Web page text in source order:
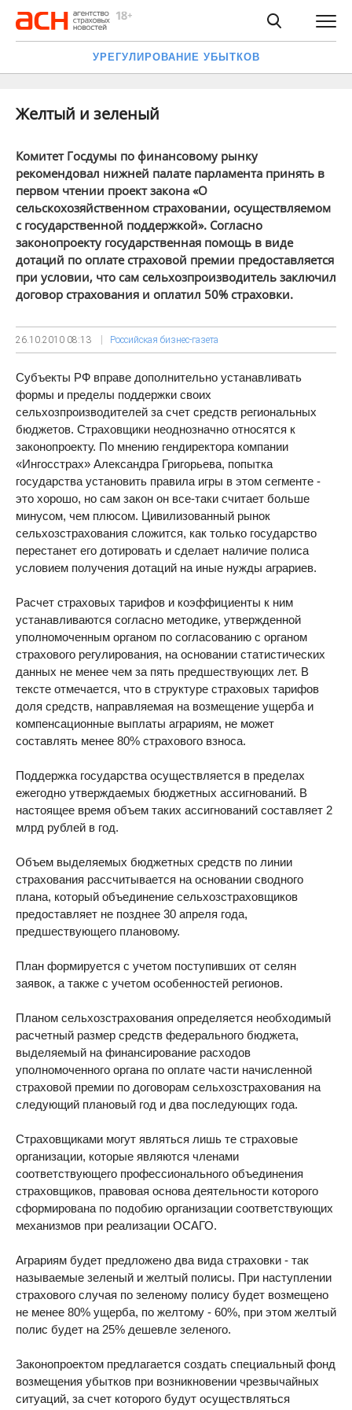
УРЕГУЛИРОВАНИЕ УБЫТКОВ
Желтый и зеленый
Комитет Госдумы по финансовому рынку
рекомендовал нижней палате парламента принять в
первом чтении проект закона «О
сельскохозяйственном страховании, осуществляемом
с государственной поддержкой». Согласно
законопроекту государственная помощь в виде
дотаций по оплате страховой премии предоставляется
при условии, что сам сельхозпроизводитель заключил
договор страхования и оплатил 50% страховки.
26.10.2010 08:13 Российская бизнес-газета
Субъекты РФ вправе дополнительно устанавливать
формы и пределы поддержки своих
сельхозпроизводителей за счет средств региональных
бюджетов. Страховщики неоднозначно относятся к
законопроекту. По мнению гендиректора компании
«Ингосстрах» Александра Григорьева, попытка
государства установить правила игры в этом сегменте -
это хорошо, но сам закон он все-таки считает больше
минусом, чем плюсом. Цивилизованный рынок
сельхозстрахования сложится, как только государство
перестанет его дотировать и сделает наличие полиса
условием получения дотаций на иные нужды аграриев.
Расчет страховых тарифов и коэффициенты к ним
устанавливаются согласно методике, утвержденной
уполномоченным органом по согласованию с органом
страхового регулирования, на основании статистических
данных не менее чем за пять предшествующих лет. В
тексте отмечается, что в структуре страховых тарифов
доля средств, направляемая на возмещение ущерба и
компенсационные выплаты аграриям, не может
составлять менее 80% страхового взноса.
Поддержка государства осуществляется в пределах
ежегодно утверждаемых бюджетных ассигнований. В
настоящее время объем таких ассигнований составляет 2
млрд рублей в год.
Объем выделяемых бюджетных средств по линии
страхования рассчитывается на основании сводного
плана, который объединение сельхозстраховщиков
предоставляет не позднее 30 апреля года,
предшествующего плановому.
План формируется с учетом поступивших от селян
заявок, а также с учетом особенностей регионов.
Планом сельхозстрахования определяется необходимый
расчетный размер средств федерального бюджета,
выделяемый на финансирование расходов
уполномоченного органа по оплате части начисленной
страховой премии по договорам сельхозстрахования на
следующий плановый год и два последующих года.
Страховщиками могут являться лишь те страховые
организации, которые являются членами
соответствующего профессионального объединения
страховщиков, правовая основа деятельности которого
сформирована по подобию организации соответствующих
механизмов при реализации ОСАГО.
Аграриям будет предложено два вида страховки - так
называемые зеленый и желтый полисы. При наступлении
страхового случая по зеленому полису будет возмещено
не менее 80% ущерба, по желтому - 60%, при этом желтый
полис будет на 25% дешевле зеленого.
Законопроектом предлагается создать специальный фонд
возмещения убытков при возникновении чрезвычайных
ситуаций, за счет которого будут осуществляться